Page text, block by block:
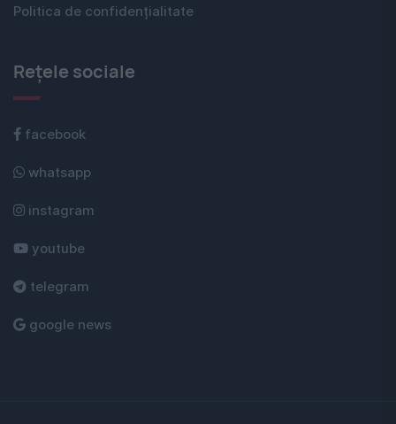
Politica de confidențialitate
Rețele sociale
facebook
whatsapp
instagram
youtube
telegram
google news